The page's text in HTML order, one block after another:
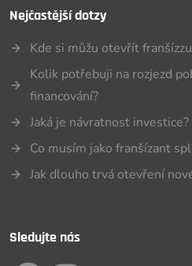
Nejčastější dotzy
Kde si můžu otevřít
Kolik potřebuji na rozjezd
financování?
Jaká je návratnost investice?
Co musím jako franšízant
Jak dlouho trvá otevření
Sledujte nás